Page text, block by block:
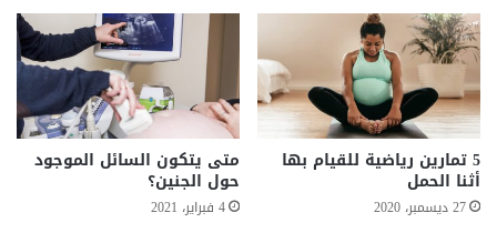
5 تمارين رياضية للقيام بها
أثنا الحمل
27 ديسمبر، 2020
متى يتكون السائل الموجود
حول الجنين؟
4 فبراير، 2021